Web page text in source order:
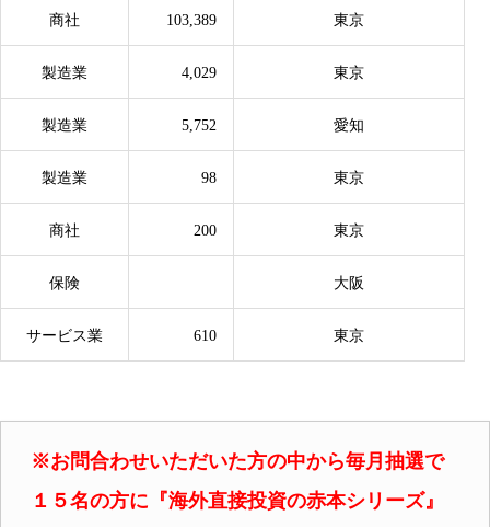
商社 103,389 東京
製造業 4,029 東京
製造業 5,752 愛知
製造業 98 東京
商社 200 東京
保険 大阪
サービス業 610 東京
※お問合わせいただいた方の中から毎月抽選で
１５名の方に『海外直接投資の赤本シリーズ』